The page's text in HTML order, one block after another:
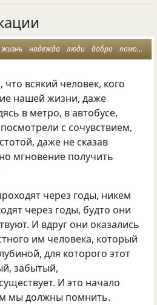
жизнь надежда люди добро помощь
всякий человек, кого
нашей жизни, даже
в метро, в автобусе,
с сочувствием,
даже не сказав
мгновение получить
через годы, никем
через годы, будто они
И вдруг они оказались
им человека, который
для которого этот
забытый,
И это начало
мы должны помнить.